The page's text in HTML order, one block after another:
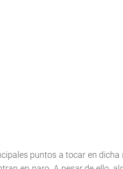
puntos a tocar en dicha